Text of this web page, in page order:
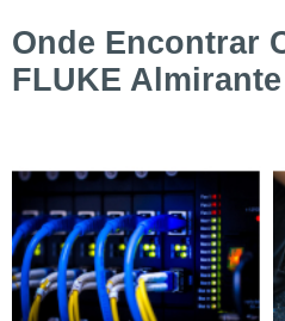
Onde Encontrar
FLUKE